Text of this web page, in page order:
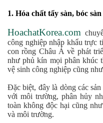
1. Hóa chất tẩy sàn, bóc
HoachatKorea.com
công nghiệp nhập khẩu trực
con rồng Châu Á về phát
như phủ kín mọi phân khúc
vệ sinh công nghiệp cũng
Đặc biệt, đây là dòng các
với môi trường, phân hủy
toàn không độc hại cũng
và môi trường.